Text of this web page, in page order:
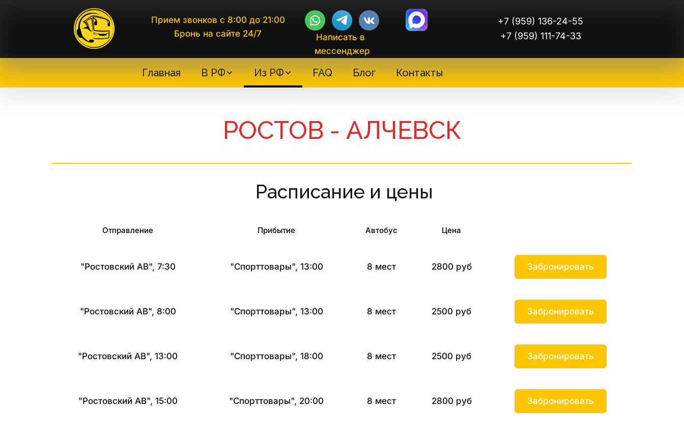
Прием звонков с 8:00 до 21:00
Бронь на сайте 24/7
Написать в
мессенджер
+7 (959) 136-24-55
+7 (959) 111-74-33
Главная В РФ Из РФ FAQ Блог Контакты
РОСТОВ - АЛЧЕВСК
Расписание и цены
Отправление Прибытие Автобус Цена
"Ростовский АВ", 7:30 "Спорттовары", 13:00 8 мест 2800 руб Забронировать
"Ростовский АВ", 8:00 "Спорттовары", 13:00 8 мест 2500 руб Забронировать
"Ростовский АВ", 13:00 "Спорттовары", 18:00 8 мест 2500 руб Забронировать
"Ростовский АВ", 15:00 "Спорттовары", 20:00 8 мест 2800 руб Забронировать